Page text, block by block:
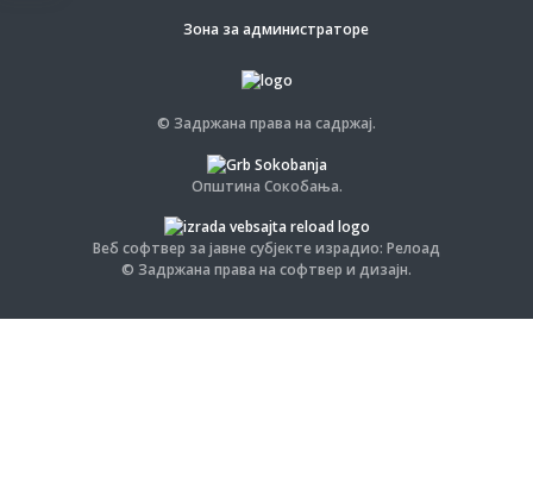
Зона за администраторе
© Задржана права на садржај.
Општина Сокобања.
Веб софтвер за јавне субјекте израдио: Релоад
© Задржана права на софтвер и дизајн.